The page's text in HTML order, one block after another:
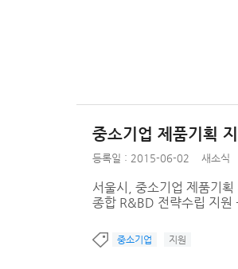
중소기업 제품기획
등록일 : 2015-06-02 새소식
서울시, 중소기업 제품기
종합 R&BD 전략수립 지
중소기업 지원